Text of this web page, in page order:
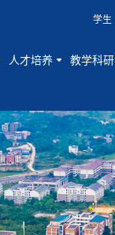
学生
人才培养 教学科研